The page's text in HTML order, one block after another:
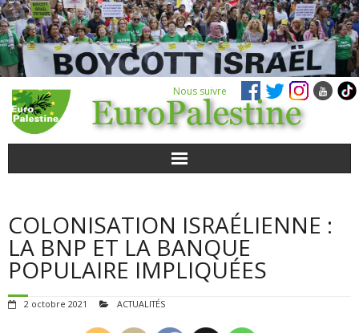
Nous suivre
POUR AGIR
AGENDA
COLONISATION ISRAÉLIENNE :
LA BNP ET LA BANQUE
POPULAIRE IMPLIQUÉES
2 octobre 2021 ACTUALITÉS